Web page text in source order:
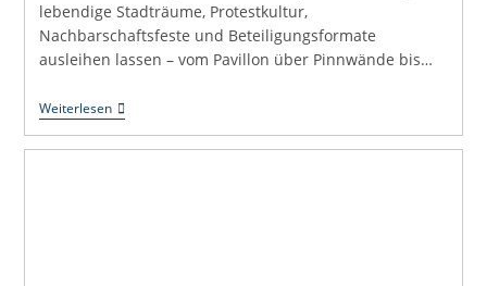
lebendige Stadträume, Protestkultur,
Nachbarschaftsfeste und Beteiligungsformate
ausleihen lassen – vom Pavillon über Pinnwände bis…
WeiterlesenMaterial
Für